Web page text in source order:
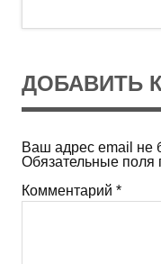
ДОБАВИТЬ
Ваш адрес email не
Обязательные поля
Комментарий *